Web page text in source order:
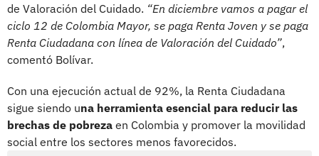
de Valoración del Cuidado. “En diciembre vamos a pagar el
ciclo 12 de Colombia Mayor, se paga Renta Joven y se paga
Renta Ciudadana con línea de Valoración del Cuidado”,
comentó Bolívar.
Con una ejecución actual de 92%, la Renta Ciudadana
sigue siendo una herramienta esencial para reducir las
brechas de pobreza en Colombia y promover la movilidad
social entre los sectores menos favorecidos.